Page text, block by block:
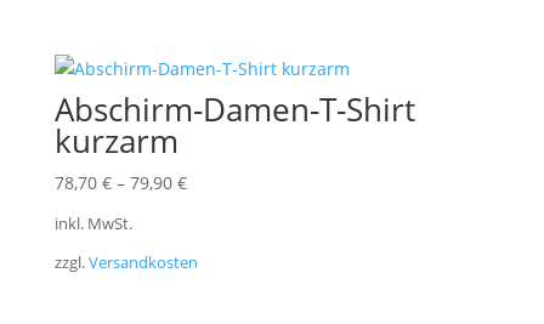
Abschirm-Damen-T-Shirt
kurzarm
78,70 €– 79,90 €
inkl. MwSt.
zzgl.Versandkosten